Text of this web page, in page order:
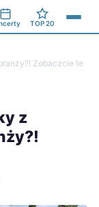
TOP 20
Zobaczcie te
z